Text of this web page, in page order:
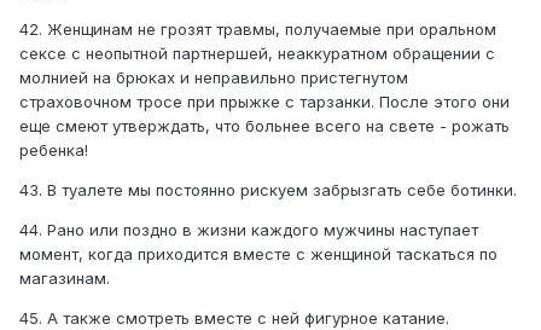
42. Женщинам не грозят травмы, получаемые при оральном
сексе с неопытной партнершей, неаккуратном обращении с
молнией на брюках и неправильно пристегнутом
страховочном тросе при прыжке с тарзанки. После этого они
еще смеют утверждать, что больнее всего на свете - рожать
ребенка!
43. В туалете мы постоянно рискуем забрызгать себе ботинки.
44. Рано или поздно в жизни каждого мужчины наступает
момент, когда приходится вместе с женщиной таскаться по
магазинам.
45. А также смотреть вместе с ней фигурное катание.